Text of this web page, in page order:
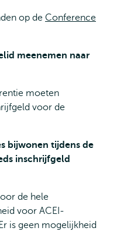
op de Conference
meenemen naar
moeten
voor de
bijwonen tijdens de
inschrijfgeld
de hele
voor ACEI-
is geen mogelijkheid